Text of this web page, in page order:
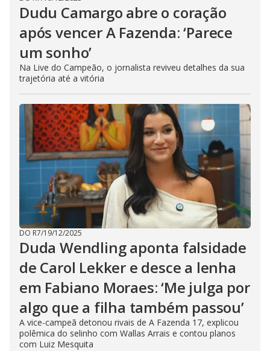
Dudu Camargo abre o coração
após vencer A Fazenda: ‘Parece
um sonho’
Na Live do Campeão, o jornalista reviveu detalhes da sua
trajetória até a vitória
DO R7/19/12/2025
Duda Wendling aponta falsidade
de Carol Lekker e desce a lenha
em Fabiano Moraes: ‘Me julga por
algo que a filha também passou’
A vice-campeã detonou rivais de A Fazenda 17, explicou
polêmica do selinho com Wallas Arrais e contou planos
com Luiz Mesquita